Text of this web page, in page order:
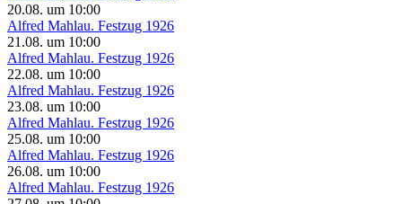
20.08. um 10:00
Alfred Mahlau. Festzug 1926
21.08. um 10:00
Alfred Mahlau. Festzug 1926
22.08. um 10:00
Alfred Mahlau. Festzug 1926
23.08. um 10:00
Alfred Mahlau. Festzug 1926
25.08. um 10:00
Alfred Mahlau. Festzug 1926
26.08. um 10:00
Alfred Mahlau. Festzug 1926